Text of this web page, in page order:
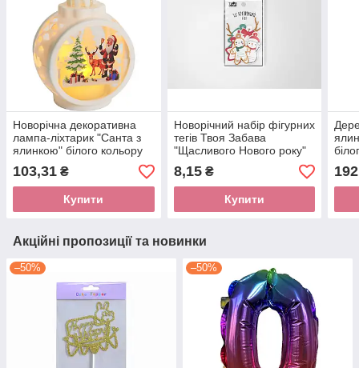
Новорічна декоративна
лампа-ліхтарик "Санта з
ялинкою" білого кольору
12*7,5*5,3 см (1 шт.)
103,31 ₴
Купити
Новорічний набір фігурних
тегів Твоя Забава
"Щасливого Нового року"
6 шт/уп.
8,15₴
Купити
шт.)
Акційні пропозиції та новинки
–50% –50%